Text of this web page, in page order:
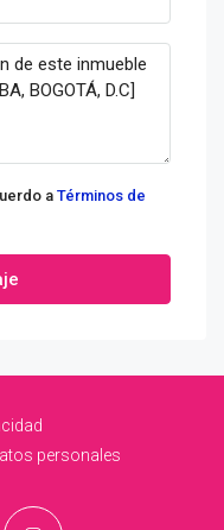
a Términos de
personales